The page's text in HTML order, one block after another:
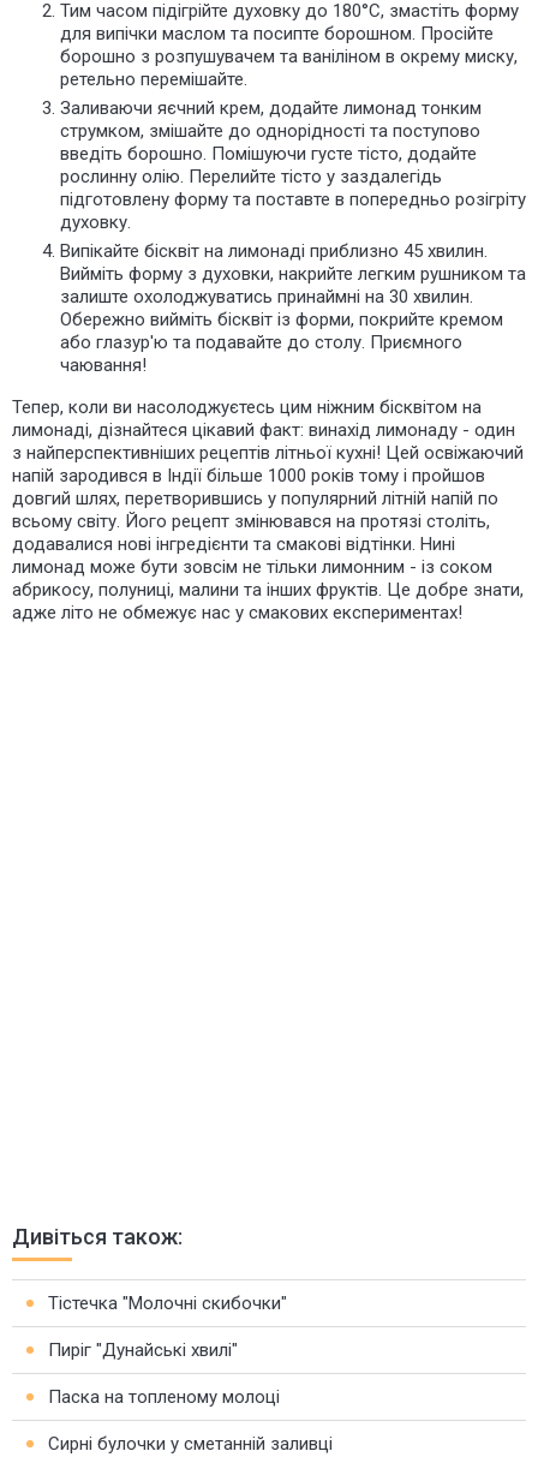
Тим часом підігрійте духовку до 180°C, змастіть форму
для випічки маслом та посипте борошном. Просійте
борошно з розпушувачем та ваніліном в окрему миску,
ретельно перемішайте.
Заливаючи яєчний крем, додайте лимонад тонким
струмком, змішайте до однорідності та поступово
введіть борошно. Помішуючи густе тісто, додайте
рослинну олію. Перелийте тісто у заздалегідь
підготовлену форму та поставте в попередньо розігріту
духовку.
Випікайте бісквіт на лимонаді приблизно 45 хвилин.
Вийміть форму з духовки, накрийте легким рушником та
залиште охолоджуватись принаймні на 30 хвилин.
Обережно вийміть бісквіт із форми, покрийте кремом
або глазур'ю та подавайте до столу. Приємного
чаювання!
Тепер, коли ви насолоджуєтесь цим ніжним бісквітом на
лимонаді, дізнайтеся цікавий факт: винахід лимонаду - один
з найперспективніших рецептів літньої кухні! Цей освіжаючий
напій зародився в Індії більше 1000 років тому і пройшов
довгий шлях, перетворившись у популярний літній напій по
всьому світу. Його рецепт змінювався на протязі століть,
додавалися нові інгредієнти та смакові відтінки. Нині
лимонад може бути зовсім не тільки лимонним - із соком
абрикосу, полуниці, малини та інших фруктів. Це добре знати,
адже літо не обмежує нас у смакових експериментах!
Дивіться також:
Тістечка "Молочні скибочки"
Пиріг "Дунайські хвилі"
Паска на топленому молоці
Сирні булочки у сметанній заливці